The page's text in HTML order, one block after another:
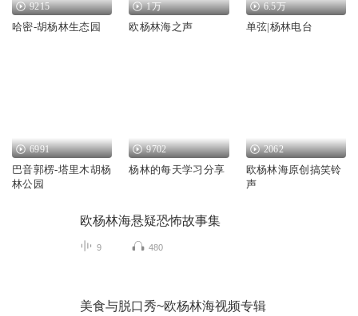
9215
哈密-胡杨林生态园
1万
欧杨林海之声
6.5万
单弦|杨林电台
6991
巴音郭楞-塔里木胡杨
林公园
9702
杨林的每天学习分享
2062
欧杨林海原创搞笑铃
声
欧杨林海悬疑恐怖故事集
9 480
美食与脱口秀~欧杨林海视频专辑